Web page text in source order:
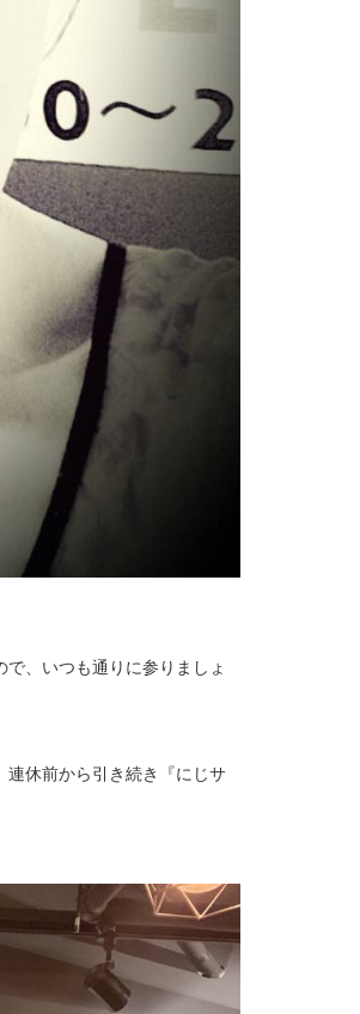
、いつも通りに参りましょ
休前から引き続き『にじサ